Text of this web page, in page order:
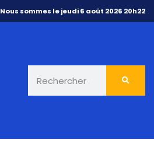
Nous sommes le jeudi 6 août 2026 20h22